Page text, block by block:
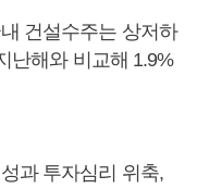
건설수주는 상저하
난해와 비교해 1.9%
과 투자심리 위축,